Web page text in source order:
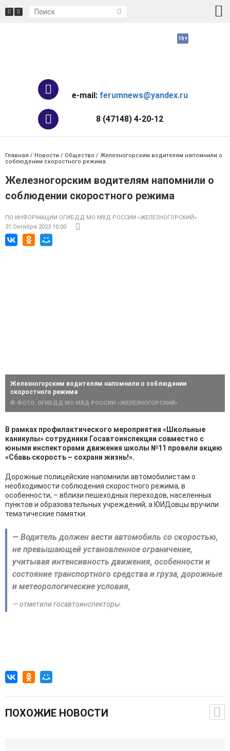
e-mail: ferumnews@yandex.ru
8 (47148) 4-20-12
Главная / Новости / Общество / Железногорским водителям напомнили о
соблюдении скоростного режима
Железногорским водителям напомнили о
соблюдении скоростного режима
ПО ИНФОРМАЦИИ ОГИБДД МО МВД РОССИИ «ЖЕЛЕЗНОГОРСКИЙ»
31 Октября 2023 10:00
Железногорским водителям напомнили о соблюдении
скоростного режима
© ФОТО: ОГИБДД МО МВД РОССИИ «ЖЕЛЕЗНОГОРСКИЙ»
В рамках профилактического мероприятия «Школьные
каникулы» сотрудники Госавтоинспекции совместно с
юными инспекторами движения школы №11 провели акцию
«Сбавь скорость – сохрани жизнь!».
Дорожные полицейские напомнили автомобилистам о
необходимости соблюдения скоростного режима, в
особенности, – вблизи пешеходных переходов, населенных
пунктов и образовательных учреждений, а ЮИДовцы вручили
тематические памятки.
— Водитель должен вести автомобиль со скоростью,
не превышающей установленное ограничение,
учитывая интенсивность движения, особенности и
состояние транспортного средства и груза, дорожные
и метеорологические условия,
— отметили госавтоинспекторы.
ПОХОЖИЕ НОВОСТИ